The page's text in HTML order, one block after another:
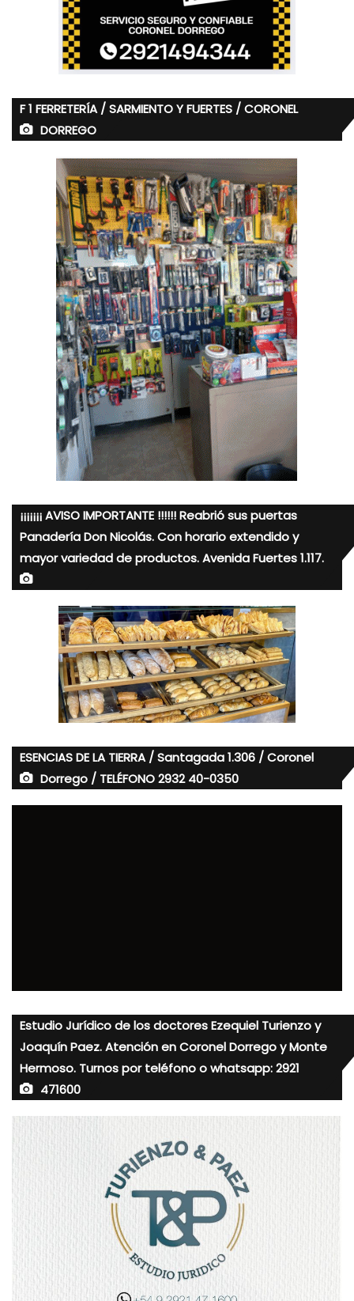
F 1 FERRETERÍA / SARMIENTO Y FUERTES / CORONEL
DORREGO
¡¡¡¡¡¡¡ AVISO IMPORTANTE !!!!!! Reabrió sus puertas
Panadería Don Nicolás. Con horario extendido y
mayor variedad de productos. Avenida Fuertes 1.117.
ESENCIAS DE LA TIERRA / Santagada 1.306 / Coronel
Dorrego / TELÉFONO 2932 40-0350
Estudio Jurídico de los doctores Ezequiel Turienzo y
Joaquín Paez. Atención en Coronel Dorrego y Monte
Hermoso. Turnos por teléfono o whatsapp: 2921
471600